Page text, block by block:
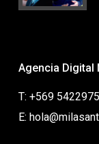
Agencia Digital
T: +569
E: